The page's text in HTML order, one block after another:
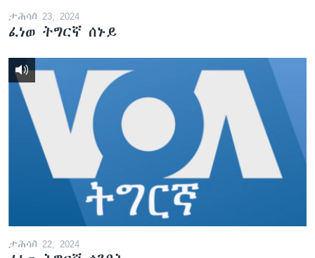
ታሕሳስ 23, 2024
ፈነወ ትግርኛ ሰኑይ
ታሕሳስ 22, 2024